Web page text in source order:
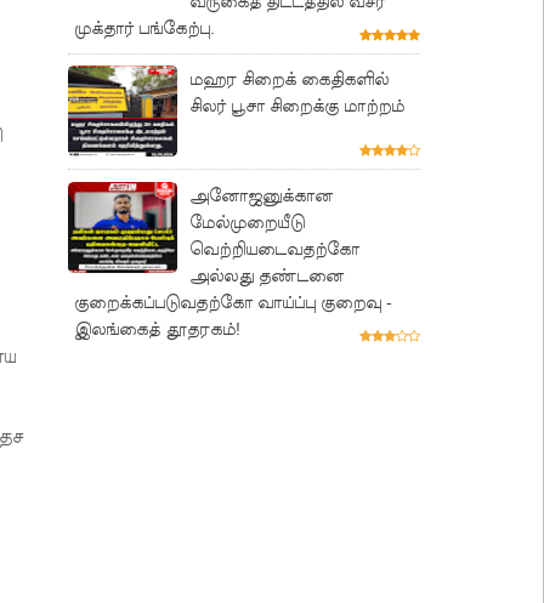
முக்தார் பங்கேற்பு.
மஹர சிறைக் கைதிகளில்
சிலர் பூசா சிறைக்கு மாற்றம்
அனோஜனுக்கான
மேல்முறையீடு
வெற்றியடைவதற்கோ
அல்லது தண்டனை
குறைக்கப்படுவதற்கோ வாய்ப்பு குறைவு -
இலங்கைத் தூதரகம்!